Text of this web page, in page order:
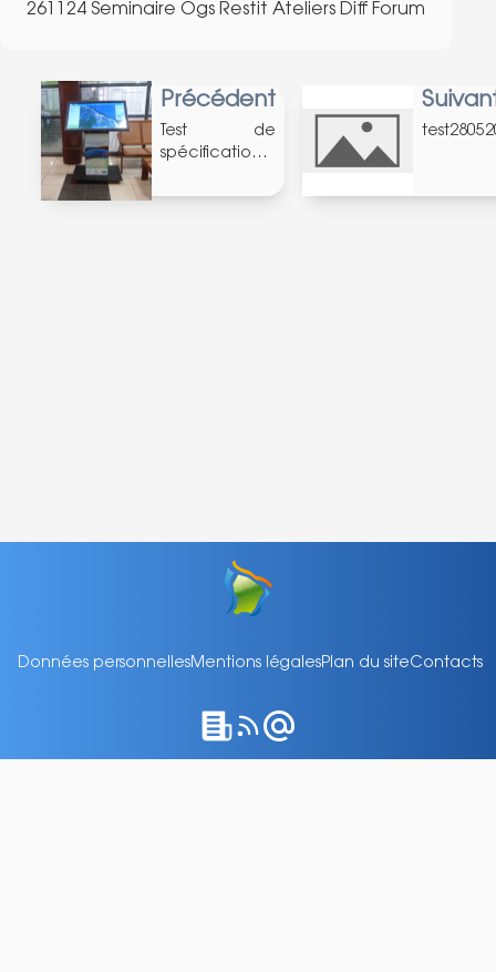
261124 Seminaire Ogs Restit Ateliers Diff Forum
Précédent
Test de
spécification
Données personnellesMentions légalesPlan du siteContacts